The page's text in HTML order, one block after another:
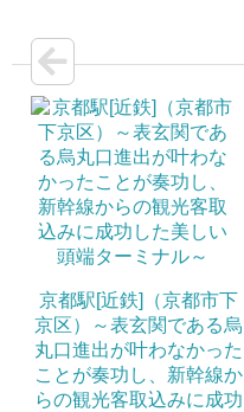
京都駅[近鉄]（京都市下
京区）～表玄関である烏
丸口進出が叶わなかった
ことが奏功し、新幹線か
らの観光客取込みに成功